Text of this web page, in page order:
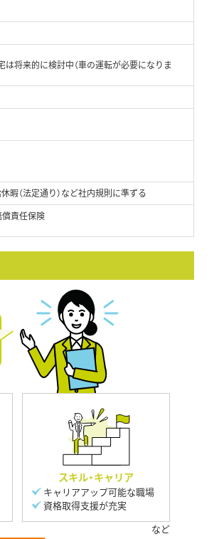
宅は将来的に検討中（車の運転が必要になりま
（法定通り）など社内規則に準ずる
責任保険
スキル・キャリア
キャリアアップ可能な職場
資格取得支援が充実